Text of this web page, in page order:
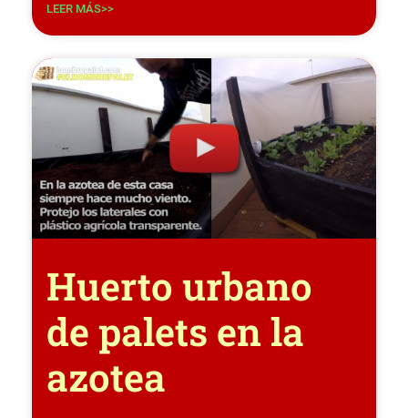
LEER MÁS>>
Huerto urbano
de palets en la
azotea